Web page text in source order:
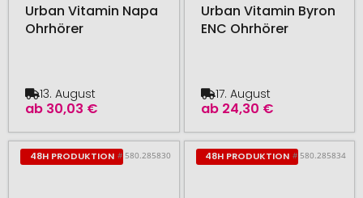
Urban Vitamin Napa
Ohrhörer
ab 30,03 €
13. August
Urban Vitamin Byron
ENC Ohrhörer
ab 24,30 €
17. August
48H PRODUKTION # 580.285830 48H PRODUKTION # 580.285834